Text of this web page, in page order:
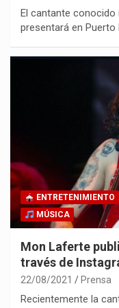
El cantante conocido
presentará en Puerto
ENTRETENIMIENTO
MÚSICA
Mon Laferte
través de
22/08/2021 Prensa
Recientemente la